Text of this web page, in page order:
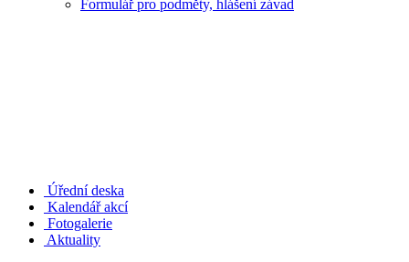
Formulář pro podměty, hlášení závad
Úřední deska
Kalendář akcí
Fotogalerie
Aktuality